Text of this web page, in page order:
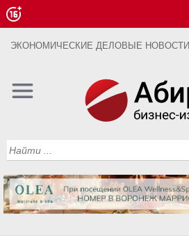
ЭКОНОМИЧЕСКИЕ ДЕЛОВЫЕ НОВОСТИ